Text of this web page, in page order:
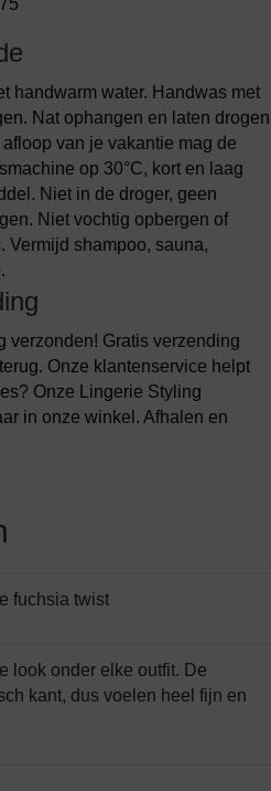
handwarm water. Handwas met
Nat ophangen en laten drogen
van je vakantie mag de
op 30°C, kort en laag
Niet in de droger, geen
Niet vochtig opbergen of
Vermijd shampoo, sauna,
verzonden! Gratis verzending
Onze klantenservice helpt
Onze Lingerie Styling
in onze winkel. Afhalen en
fuchsia twist
look onder elke outfit. De
kant, dus voelen heel fijn en